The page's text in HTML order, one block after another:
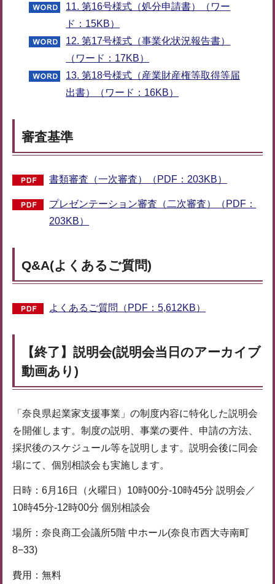
11. 第16号様式（処分申請書）（ワー
ド：15KB）
12. 第17号様式（事業化状況報告書）
（ワード：17KB）
13. 第18号様式（産業財産権等取得等届
出書）（ワード：16KB）
審査基準
書類審査（一次審査）（PDF：203KB）
プレゼンテーション審査（二次審査）（PDF：
203KB）
Q&A(よくあるご質問)
よくあるご質問（PDF：5,612KB）
【終了】説明会(説明会当日のアーカイブ
動画あり)
「奈良県起業家支援事業」の制度内容に特化した説明会
を開催します。制度の説明、事業の要件、申請の方法、
採択後のスケジュール等を説明します。説明会後に同会
場にて、個別相談会も実施します。
日時：6月16日（火曜日）10時00分-10時45分 説明会／
10時45分-12時00分 個別相談会
場所：奈良商工会議所5階 中ホール(奈良市西大寺南町
8−33)
費用：無料